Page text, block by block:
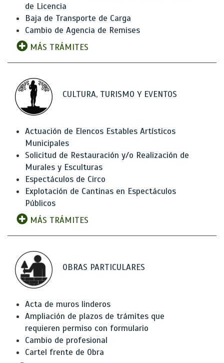
de Licencia
Baja de Transporte de Carga
Cambio de Agencia de Remises
MÁS TRÁMITES
CULTURA, TURISMO Y EVENTOS
Actuación de Elencos Estables Artísticos
Municipales
Solicitud de Restauración y/o Realización de
Murales y Esculturas
Espectáculos de Circo
Explotación de Cantinas en Espectáculos
Públicos
MÁS TRÁMITES
OBRAS PARTICULARES
Acta de muros linderos
Ampliación de plazos de trámites que
requieren permiso con formulario
Cambio de profesional
Cartel frente de Obra